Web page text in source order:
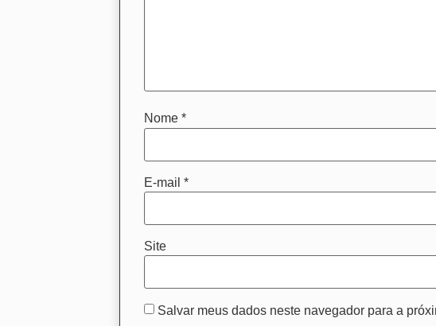
Nome *
E-mail *
Site
Salvar meus dados neste navegador para a